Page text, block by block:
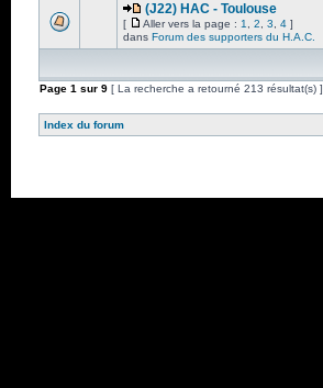
(J22) HAC - Toulouse
[ Aller vers la page : 1 2 3 4 ]
dans Forum des supporters du H.A.C.
Page 1 sur 9 [ La recherche a retourné 213 résultat(s) ]
Index du forum